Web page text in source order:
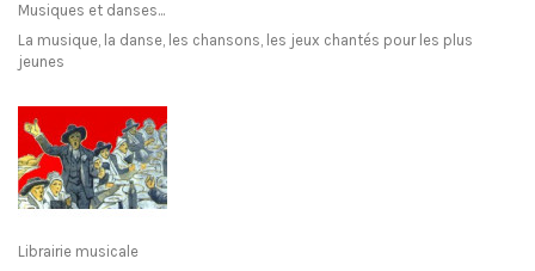
Musiques et danses...
La musique, la danse, les chansons, les jeux chantés pour les plus
jeunes
Librairie musicale